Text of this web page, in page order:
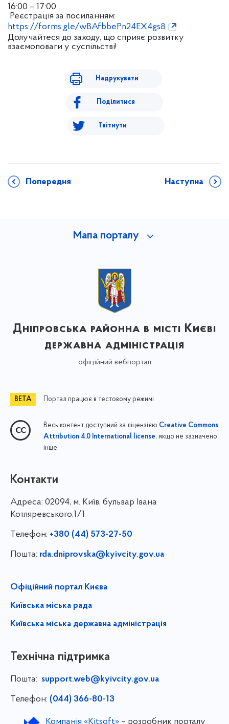
16:00 – 17:00
Реєстрація за посиланням:
https://forms.gle/wBAfbbePn24EX4gs8
Долучайтеся до заходу, що сприяє розвитку
взаємоповаги у суспільстві!
Надрукувати
Поділитися
Твітнути
Попередня Наступна
Мапа порталу
Дніпровська районна в місті Києві
державна адміністрація
офіційний вебпортал
Портал працює в тестовому режимі
Весь контент доступний за ліцензією Creative Commons
Attribution 4.0 International license, якщо не зазначено
інше
Контакти
Адреса: 02094, м. Київ, бульвар Івана
Котляревського,1/1
Телефон: +380 (44) 573-27-50
Пошта: rda.dniprovska@kyivcity.gov.ua
Офіційний портал Києва
Київська міська рада
Київська міська державна адміністрація
Технічна підтримка
Пошта: support.web@kyivcity.gov.ua
Телефон: (044) 366-80-13
Компанія «Kitsoft»– розробник порталу